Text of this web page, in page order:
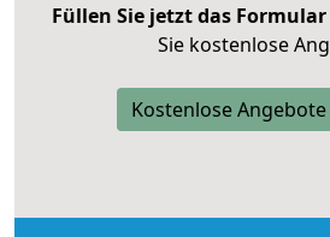
Füllen Sie jetzt das
Sie kostenlose
Kostenlose